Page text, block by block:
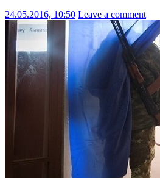
24.05.2016, 10:50 Leave a comment